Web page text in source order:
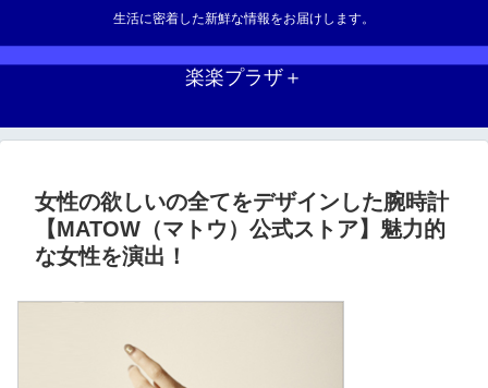
生活に密着した新鮮な情報をお届けします。
楽楽プラザ＋
女性の欲しいの全てをデザインした腕時計
【MATOW（マトウ）公式ストア】魅力的
な女性を演出！